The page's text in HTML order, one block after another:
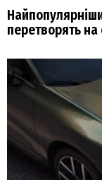
перетворять